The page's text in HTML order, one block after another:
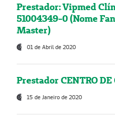
Prestador: Vipmed
51004349-0 (Nome
Master)
01 de Abril de 2020
Prestador CENTRO DE
15 de Janeiro de 2020